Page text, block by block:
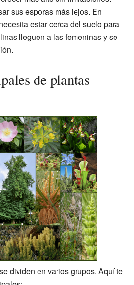
sus esporas más lejos. En
estar cerca del suelo para
lleguen a las femeninas y se
de plantas
dividen en varios grupos. Aquí te